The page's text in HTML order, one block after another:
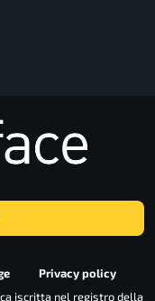
Privacy policy
iscritta nel registro della